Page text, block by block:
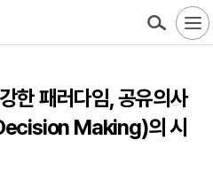
한 패러다임, 공유의사
Making)의 시